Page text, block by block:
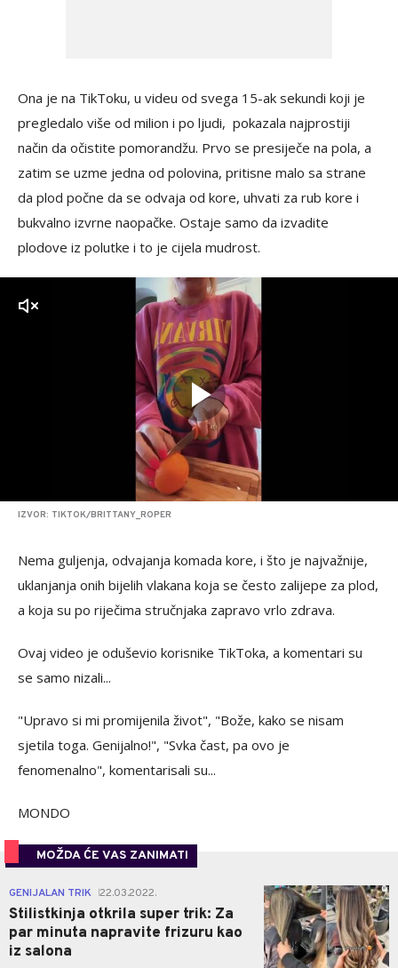
Ona je na TikToku, u videu od svega 15-ak sekundi koji je
pregledalo više od milion i po ljudi, pokazala najprostiji
način da očistite pomorandžu. Prvo se presiječe na pola, a
zatim se uzme jedna od polovina, pritisne malo sa strane
da plod počne da se odvaja od kore, uhvati za rub kore i
bukvalno izvrne naopačke. Ostaje samo da izvadite
plodove iz polutke i to je cijela mudrost.
IZVOR: TIKTOK/BRITTANY_ROPER
Nema guljenja, odvajanja komada kore, i što je najvažnije,
uklanjanja onih bijelih vlakana koja se često zalijepe za plod,
a koja su po riječima stručnjaka zapravo vrlo zdrava.
Ovaj video je oduševio korisnike TikToka, a komentari su
se samo nizali...
"Upravo si mi promijenila život", "Bože, kako se nisam
sjetila toga. Genijalno!", "Svka čast, pa ovo je
fenomenalno", komentarisali su...
MONDO
MOŽDA ĆE VAS ZANIMATI
GENIJALAN TRIK 22.03.2022.
Stilistkinja otkrila super trik: Za
par minuta napravite frizuru kao
iz salona
0